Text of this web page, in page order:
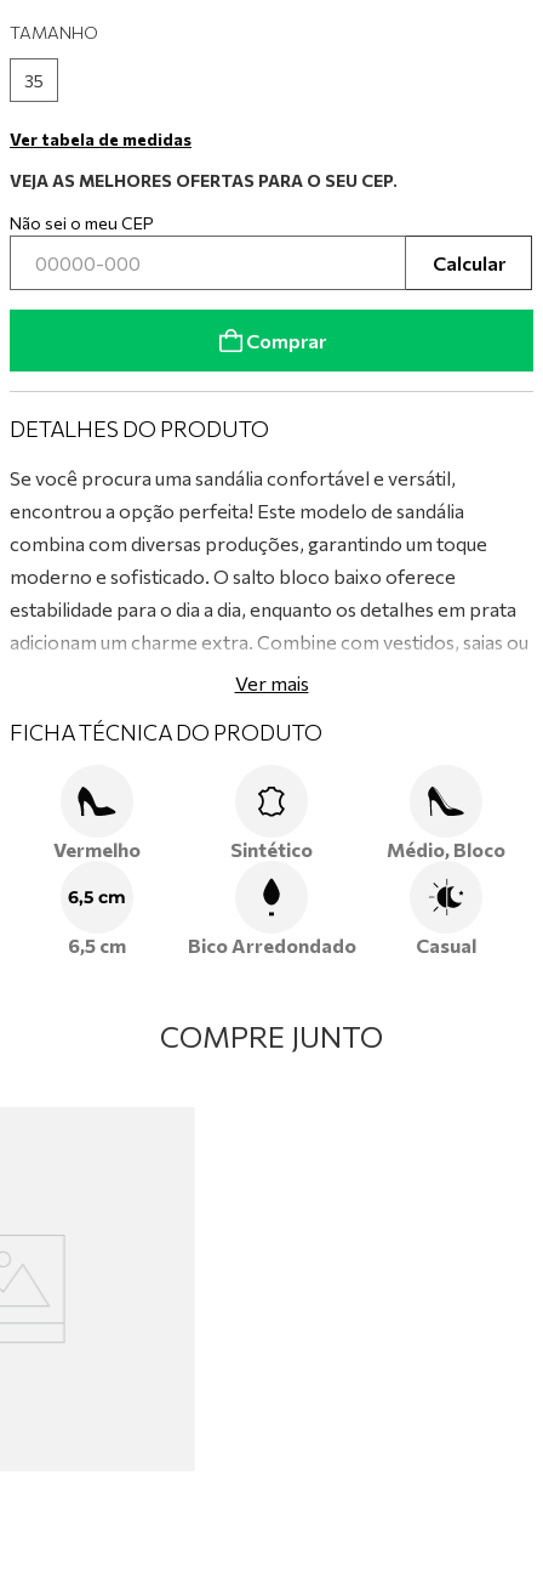
TAMANHO
35
Ver tabela de medidas
VEJA AS MELHORES OFERTAS PARA O SEU CEP.
Não sei o meu CEP
Calcular
Comprar
DETALHES DO PRODUTO
Se você procura uma sandália confortável e versátil,
encontrou a opção perfeita! Este modelo de sandália
combina com diversas produções, garantindo um toque
moderno e sofisticado. O salto bloco baixo oferece
estabilidade para o dia a dia, enquanto os detalhes em prata
adicionam um charme extra. Combine com vestidos, saias ou
jeans para um look impecável!Ver mais
FICHA TÉCNICA DO PRODUTO
Vermelho Sintético Médio, Bloco
6,5 cm
6,5 cm Bico Arredondado Casual
COMPRE JUNTO
9º
tênis preto